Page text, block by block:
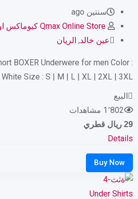
سنتين ago
Qmax Online Store كيوماكس اون لاين ستور
عين خالد, الريان
BOXER Underwere for men Color :
White Size : S | M | L | XL | 2XL | 3XL
البيع
1٬802 مشاهدات
29 ريال قطري
Details
Under Shirts